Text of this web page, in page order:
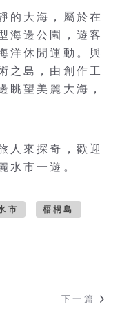
的大海，屬於在
海邊公園，遊客
洋休閒運動。與
之島，由創作工
眺望美麗大海，
人來探奇，歡迎
水市一遊。
市 梧桐島
下一篇